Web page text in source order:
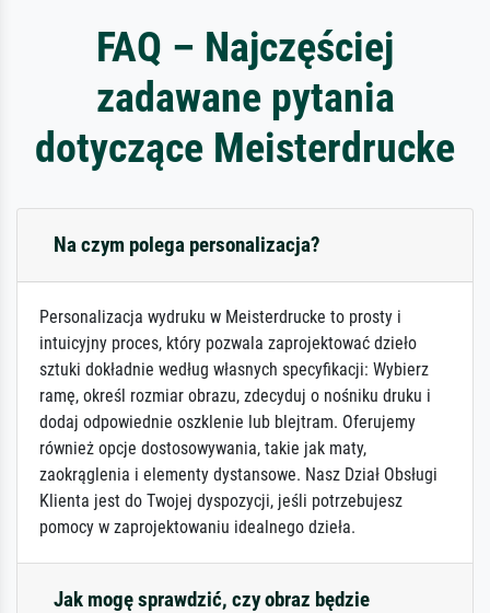
FAQ – Najczęściej
zadawane pytania
dotyczące Meisterdrucke
Na czym polega personalizacja?
Personalizacja wydruku w Meisterdrucke to prosty i
intuicyjny proces, który pozwala zaprojektować dzieło
sztuki dokładnie według własnych specyfikacji: Wybierz
ramę, określ rozmiar obrazu, zdecyduj o nośniku druku i
dodaj odpowiednie oszklenie lub blejtram. Oferujemy
również opcje dostosowywania, takie jak maty,
zaokrąglenia i elementy dystansowe. Nasz Dział Obsługi
Klienta jest do Twojej dyspozycji, jeśli potrzebujesz
pomocy w zaprojektowaniu idealnego dzieła.
Jak mogę sprawdzić, czy obraz będzie